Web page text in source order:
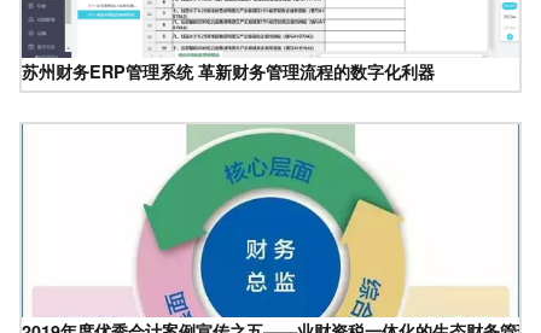
苏州财务ERP管理系统 革新财务管理流程的数字化利器